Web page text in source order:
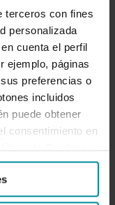
terceros con fines
personalizada
cuenta el perfil
ejemplo, páginas
preferencias o
incluidos
puede obtener
consentimiento en